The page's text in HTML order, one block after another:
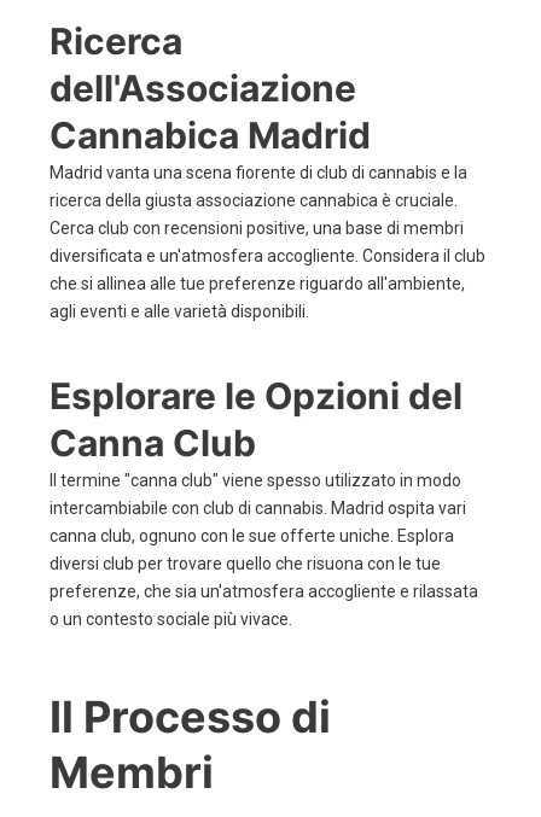
Ricerca
dell'Associazione
Cannabica Madrid
Madrid vanta una scena fiorente di club di cannabis e la
ricerca della giusta associazione cannabica è cruciale.
Cerca club con recensioni positive, una base di membri
diversificata e un'atmosfera accogliente. Considera il club
che si allinea alle tue preferenze riguardo all'ambiente,
agli eventi e alle varietà disponibili.
Esplorare le Opzioni del
Canna Club
Il termine "canna club" viene spesso utilizzato in modo
intercambiabile con club di cannabis. Madrid ospita vari
canna club, ognuno con le sue offerte uniche. Esplora
diversi club per trovare quello che risuona con le tue
preferenze, che sia un'atmosfera accogliente e rilassata
o un contesto sociale più vivace.
Il Processo di
Membri